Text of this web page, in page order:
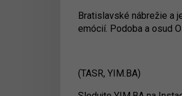
Bratislavské nábrežie a
emócií. Podoba a osud
(TASR, YIM.BA)